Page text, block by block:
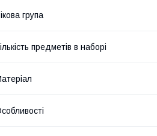
група
предметів в наборі